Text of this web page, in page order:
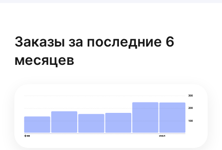
Заказы за последние 6
месяцев
100
200
300
фев июл